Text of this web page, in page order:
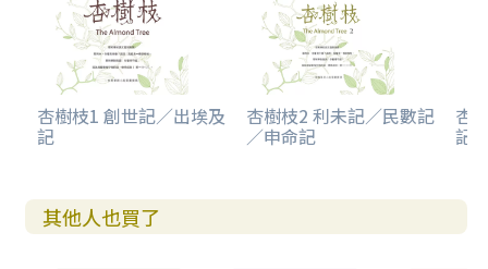
杏樹枝1 創世記／出埃及
記
杏樹枝2 利未記／民數記
／申命記
杏
記/
其他人也買了